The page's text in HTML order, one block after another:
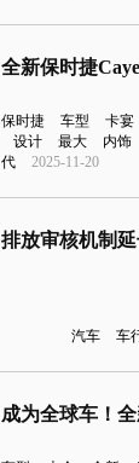
全新保时捷
保时捷 车型 卡宴
设计
最大 内饰
代
2025-11-20
汽车 车
成为全球车！